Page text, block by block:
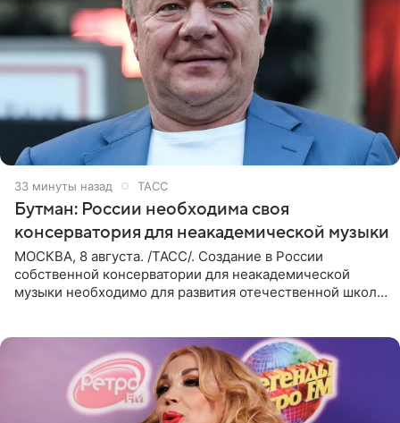
33 минуты назад ТАСС
Бутман: России необходима своя
консерватория для неакадемической музыки
МОСКВА, 8 августа. /ТАСС/. Создание в России
собственной консерватории для неакадемической
музыки необходимо для развития отечественной школы